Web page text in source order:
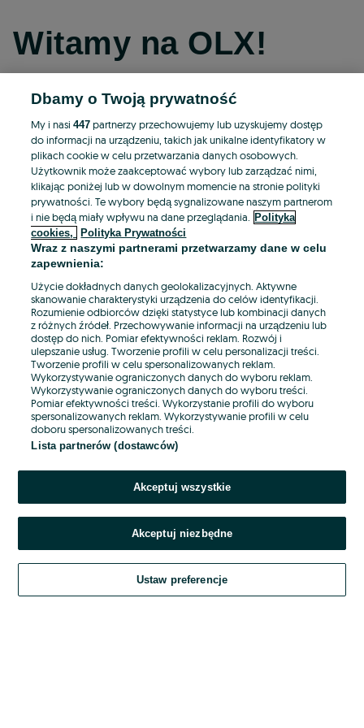
Witamy na OLX!
Kontynuuj przez Facebooka
Kontynuuj przez konto Apple
Kontynuuj przez konto Google
LUB
E-mail
Hasło
Nie pamiętasz hasła?
Zaloguj się
Kontynuując za pośrednictwem jednego z dostawców wskazanych powyżej,
Regulamin serwisu OLX.pl w jego aktualnym brzmieniu.
Dbamy o Twoją prywatność
My i nasi447 partnerzy przechowujemy lub uzyskujemy dostęp
do informacji na urządzeniu, takich jak unikalne identyfikatory w
plikach cookie w celu przetwarzania danych osobowych.
Użytkownik może zaakceptować wybory lub zarządzać nimi,
klikając poniżej lub w dowolnym momencie na stronie polityki
prywatności. Te wybory będą sygnalizowane naszym partnerom
i nie będą miały wpływu na dane przeglądania.
Polityka
cookies,
Polityka Prywatności
Wraz z naszymi partnerami przetwarzamy dane w celu
zapewnienia:
Użycie dokładnych danych geolokalizacyjnych. Aktywne
skanowanie charakterystyki urządzenia do celów identyfikacji.
Rozumienie odbiorców dzięki statystyce lub kombinacji danych
z różnych źródeł. Przechowywanie informacji na urządzeniu lub
dostęp do nich. Pomiar efektywności reklam. Rozwój i
ulepszanie usług. Tworzenie profili w celu personalizacji treści.
Tworzenie profili w celu spersonalizowanych reklam.
Wykorzystywanie ograniczonych danych do wyboru reklam.
Wykorzystywanie ograniczonych danych do wyboru treści.
Pomiar efektywności treści. Wykorzystanie profili do wyboru
spersonalizowanych reklam. Wykorzystywanie profili w celu
doboru spersonalizowanych treści.
Lista partnerów (dostawców)
Akceptuj wszystkie
Akceptuj niezbędne
Ustaw preferencje